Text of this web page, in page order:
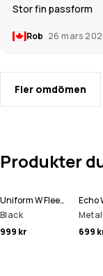
Stor fin passform
Rob 26 mars
Fler omdömen
Produkter
Uniform W Fleecehood Kvinna
Black
999 kr
699